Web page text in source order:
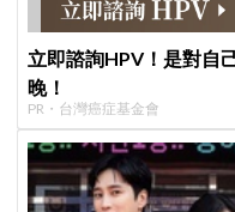
立即諮詢HPV！是對自
晚！
PR・台灣癌症基金會